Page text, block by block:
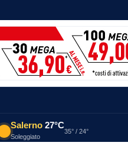
Salerno 27°C
Soleggiato
35° / 24°